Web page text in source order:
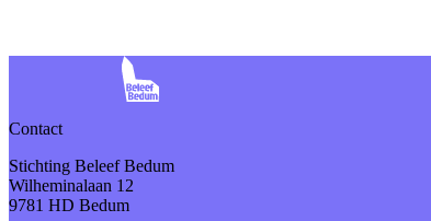
Contact
Stichting Beleef Bedum
Wilheminalaan 12
9781 HD Bedum